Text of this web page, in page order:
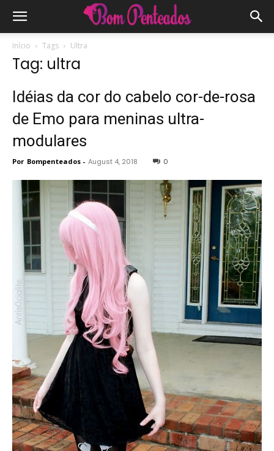
Início Tags Ultra
Tag: ultra
Idéias da cor do cabelo cor-de-rosa
de Emo para meninas ultra-
modulares
Por Bompenteados - August 4, 2018 0